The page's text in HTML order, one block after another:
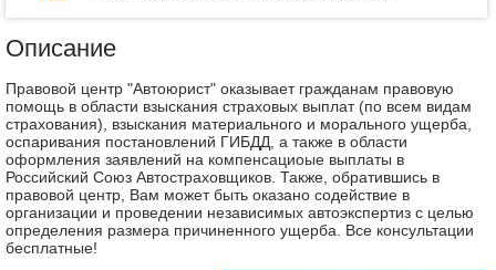
Описание
Правовой центр "Автоюрист" оказывает гражданам правовую
помощь в области взыскания страховых выплат (по всем видам
страхования), взыскания материального и морального ущерба,
оспаривания постановлений ГИБДД, а также в области
оформления заявлений на компенсациоые выплаты в
Российский Союз Автостраховщиков. Также, обратившись в
правовой центр, Вам может быть оказано содействие в
организации и проведении независимых автоэкспертиз с целью
определения размера причиненного ущерба. Все консультации
бесплатные!